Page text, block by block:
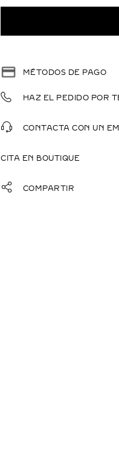
MÉTODOS DE PAGO
HAZ EL PEDIDO POR
CONTACTA CON UN
CITA EN BOUTIQUE
COMPARTIR